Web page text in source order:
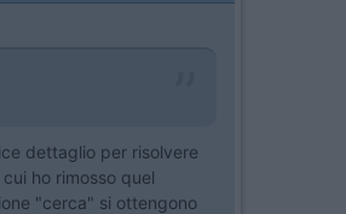
dettaglio per risolvere
ho rimosso quel
"cerca" si ottengono